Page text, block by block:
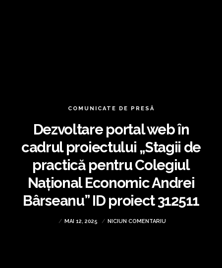
COMUNICATE DE PRESĂ
Dezvoltare portal web în
cadrul proiectului „Stagii de
practică pentru Colegiul
Național Economic Andrei
Bârseanu” ID proiect 312511
MAI 12, 2025 NICIUN COMENTARIU